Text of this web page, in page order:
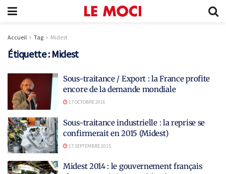
Accueil Tag Midest
Étiquette : Midest
Sous-traitance / Export : la France profite
encore de la demande mondiale
17 OCTOBRE 2016
Sous-traitance industrielle : la reprise se
confirmerait en 2015 (Midest)
17 SEPTEMBRE 2015
Midest 2014 : le gouvernement français